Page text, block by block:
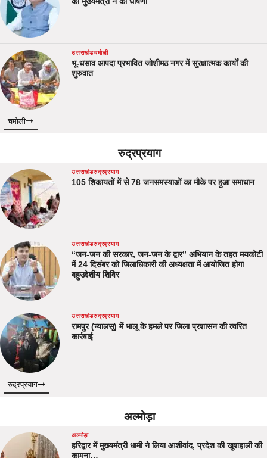
उत्तराखंडचमोली
भू-धसाव आपदा प्रभावित जोशीमठ नगर में सुरक्षात्मक कार्यों की
शुरुवात
चमोली
रुद्रप्रयाग
उत्तराखंडरुद्रप्रयाग
105 शिकायतों में से 78 जनसमस्याओं का मौके पर हुआ समाधान
उत्तराखंडरुद्रप्रयाग
“जन-जन की सरकार, जन-जन के द्वार” अभियान के तहत मयकोटी
में 24 दिसंबर को जिलाधिकारी की अध्यक्षता में आयोजित होगा
बहुउद्देशीय शिविर
उत्तराखंडरुद्रप्रयाग
रामपुर (न्यालसू) में भालू के हमले पर जिला प्रशासन की त्वरित
कार्रवाई
रुद्रप्रयाग
अल्मोड़ा
अल्मोड़ा
हरिद्वार में मुख्यमंत्री धामी ने लिया आशीर्वाद, प्रदेश की खुशहाली की
कामना…